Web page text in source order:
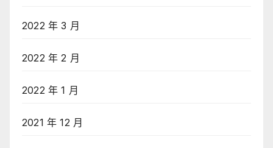
2022 年 3 月
2022 年 2 月
2022 年 1 月
2021 年 12 月